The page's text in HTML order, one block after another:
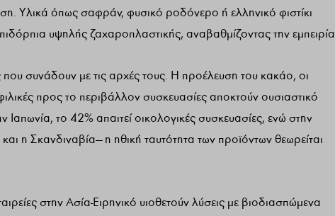
Υλικά όπως σαφράν, φυσικό ροδόνερο ή ελληνικό φιστίκι
υψηλής ζαχαροπλαστικής, αναβαθμίζοντας την
που συνάδουν με τις αρχές τους. Η προέλευση του κακάο, οι
προς το περιβάλλον συσκευασίες αποκτούν ουσιαστικό
Ιαπωνία, το 42% απαιτεί οικολογικές συσκευασίες, ενώ στην
η Σκανδιναβία— η ηθική ταυτότητα των προϊόντων θεωρείται
στην Ασία-Ειρηνικό υιοθετούν λύσεις με βιοδιασπώμενα